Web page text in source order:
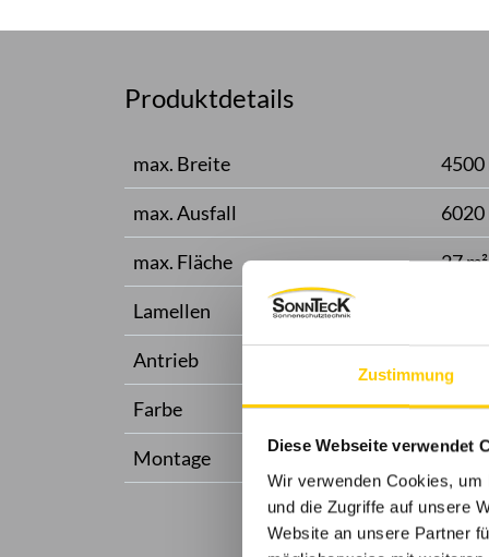
Zustimmung
Diese Webseite verwendet
Wir verwenden Cookies,
und die Zugriffe auf unsere
Website an unsere Partner
Produktdetails
max. Breite 4500
max. Ausfall 6020
max. Fläche 27 m²
Lamellen
Antrieb
Farbe
Montage